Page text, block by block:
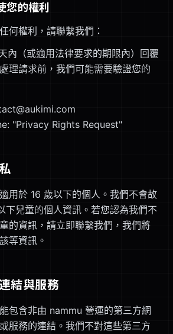
您的權利
何權利，請聯繫我們：
內（或適用法律要求的期限內）回覆
理請求前，我們可能需要驗證您的
"Privacy Rights Request"
用於 16 歲以下的個人。我們不會故
下兒童的個人資訊。若您認為我們不
的資訊，請立即聯繫我們，我們將
等資訊。
結與服務
包含非由 nammu 營運的第三方網
服務的連結。我們不對這些第三方